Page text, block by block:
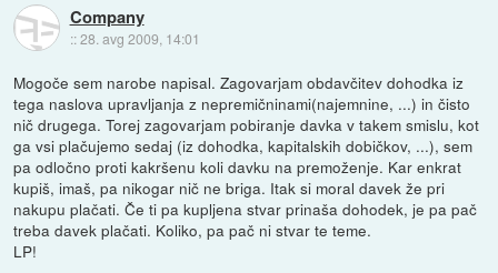
Company
::28. avg 2009, 14:01
Mogoče sem narobe napisal. Zagovarjam obdavčitev dohodka iz
tega naslova upravljanja z nepremičninami(najemnine, ...) in čisto
nič drugega. Torej zagovarjam pobiranje davka v takem smislu, kot
ga vsi plačujemo sedaj (iz dohodka, kapitalskih dobičkov, ...), sem
pa odločno proti kakršenu koli davku na premoženje. Kar enkrat
kupiš, imaš, pa nikogar nič ne briga. Itak si moral davek že pri
nakupu plačati. Če ti pa kupljena stvar prinaša dohodek, je pa pač
treba davek plačati. Koliko, pa pač ni stvar te teme.
LP!